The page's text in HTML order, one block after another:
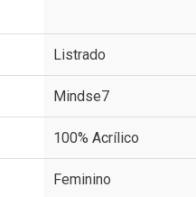
Listrado
Mindse7
100% Acrílico
Feminino